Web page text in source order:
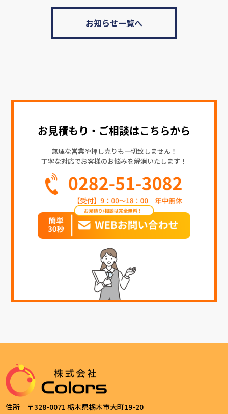
お知らせ一覧へ
お見積もり・ご相談はこちらから
無理な営業や押し売りも一切致しません！
丁寧な対応でお客様のお悩みを解消いたします！
住所 〒328-0071 栃木県栃木市大町19-20